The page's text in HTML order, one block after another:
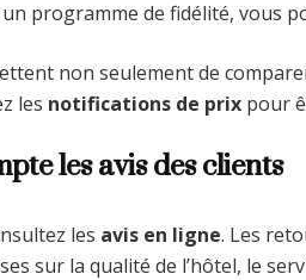
un programme de fidélité, vous
non seulement de
les notifications de prix pour
les avis des clients
les avis en ligne. Les
sur la qualité de l’hôtel, le